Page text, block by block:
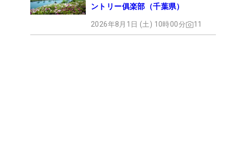
ントリー俱楽部（千葉県）
2026年8月1日 (土) 10時00分 11